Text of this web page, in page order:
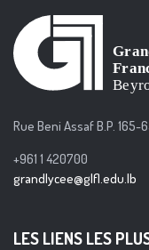
Rue Beni Assaf B.P.
+961 1 420700
grandlycee@glfl.edu.lb
LES LIENS LES